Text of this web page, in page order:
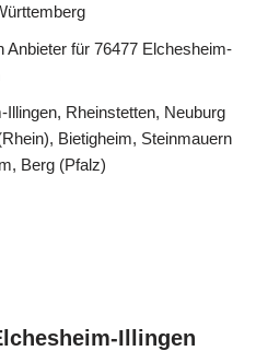
Anbieter für 76477 Elchesheim-
Rheinstetten, Neuburg
Bietigheim, Steinmauern
Berg (Pfalz)
Illingen